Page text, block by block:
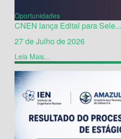
Oportunidades
CNEN lança Edital para Sele...
27 de Julho de 2026
Leia Mais...